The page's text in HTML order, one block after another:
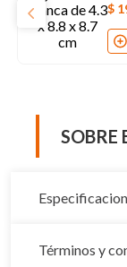
$
SOBRE
Términos y